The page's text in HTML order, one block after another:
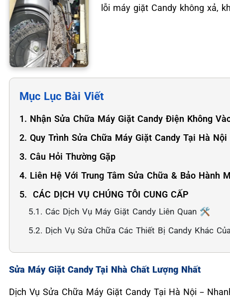
📞 09.663.898.33
lỗi máy giặt Candy không xả,
Mục Lục Bài Viết
1. Nhận Sửa Chữa Máy Giặt Candy Điện Không
2. Quy Trình Sửa Chữa Máy Giặt Candy Tại Hà Nội
3. Câu Hỏi Thường Gặp
4. Liên Hệ Với Trung Tâm Sửa Chữa & Bảo Hành
5. ️ CÁC DỊCH VỤ CHÚNG TÔI CUNG CẤP
5.1. Các Dịch Vụ Máy Giặt Candy Liên Quan 🛠️
5.2. Dịch Vụ Sửa Chữa Các Thiết Bị Candy Khác
Sửa Máy Giặt Candy Tại Nhà Chất Lượng Nhất
Dịch Vụ Sửa Chữa Máy Giặt Candy Tại Hà Nội –